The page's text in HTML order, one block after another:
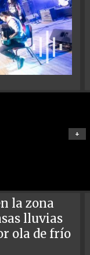
+
la zona
lluvias
ola de frío